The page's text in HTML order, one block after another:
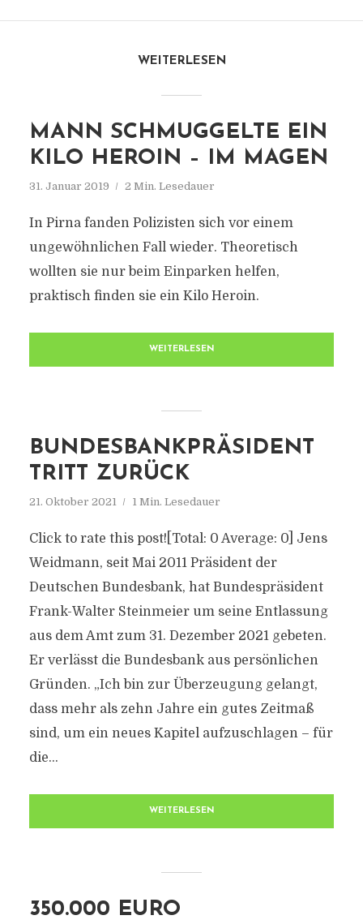
WEITERLESEN
MANN SCHMUGGELTE EIN
KILO HEROIN – IM MAGEN
31. Januar 2019 2 Min. Lesedauer
In Pirna fanden Polizisten sich vor einem
ungewöhnlichen Fall wieder. Theoretisch
wollten sie nur beim Einparken helfen,
praktisch finden sie ein Kilo Heroin.
WEITERLESEN
BUNDESBANKPRÄSIDENT
TRITT ZURÜCK
21. Oktober 2021 1 Min. Lesedauer
Click to rate this post![Total: 0 Average: 0] Jens
Weidmann, seit Mai 2011 Präsident der
Deutschen Bundesbank, hat Bundespräsident
Frank-Walter Steinmeier um seine Entlassung
aus dem Amt zum 31. Dezember 2021 gebeten.
Er verlässt die Bundesbank aus persönlichen
Gründen. „Ich bin zur Überzeugung gelangt,
dass mehr als zehn Jahre ein gutes Zeitmaß
sind, um ein neues Kapitel aufzuschlagen – für
die...
WEITERLESEN
350.000 EURO